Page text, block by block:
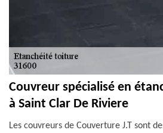
Couvreur spécialisé en
à Saint Clar De Riviere
Les couvreurs de Couverture J.T sont